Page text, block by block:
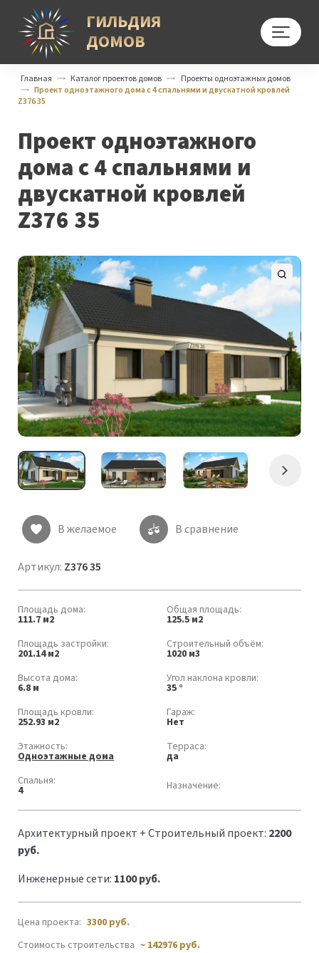
ГИЛЬДИЯ
ДОМОВ
Меню
Главная Каталог проектов домов
Проекты одноэтажных домов
Проект одноэтажного дома с 4 спальнями и двускатной кровлей
Z376 35
Проект одноэтажного
дома с 4 спальнями и
двускатной кровлей
Z376 35
В желаемое В сравнение
Артикул: Z376 35
Площадь дома:
111.7 м2
Общая площадь:
125.5 м2
Площадь застройки:
201.14 м2
Строительный объём:
1020 м3
Высота дома:
6.8 м
Угол наклона кровли:
35 °
Площадь кровли:
252.93 м2
Гараж:
Нет
Этажность:
Одноэтажные дома
Терраса:
да
Спальня:
4 Назначение:
Архитектурный проект + Строительный проект: 2200
руб.
Инженерные сети: 1100 руб.
Цена проекта: 3300 руб.
Стоимость строительства ~ 142976 руб.